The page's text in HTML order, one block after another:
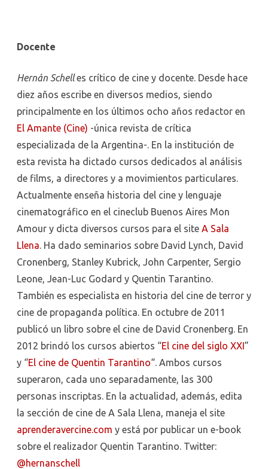
Docente
Hernán Schelles crítico de cine y docente. Desde hace
diez años escribe en diversos medios, siendo
principalmente en los últimos ocho años redactor en
El Amante (Cine) -única revista de crítica
especializada de la Argentina-. En la institución de
esta revista ha dictado cursos dedicados al análisis
de films, a directores y a movimientos particulares.
Actualmente enseña historia del cine y lenguaje
cinematográfico en el cineclub Buenos Aires Mon
Amour y dicta diversos cursos para el site A Sala
Llena . Ha dado seminarios sobre David Lynch, David
Cronenberg, Stanley Kubrick, John Carpenter, Sergio
Leone, Jean-Luc Godard y Quentin Tarantino.
También es especialista en historia del cine de terror y
cine de propaganda política. En octubre de 2011
publicó un libro sobre el cine de David Cronenberg. En
2012 brindó los cursos abiertos “El cine del siglo XXI”
y “El cine de Quentin Tarantino“. Ambos cursos
superaron, cada uno separadamente, las 300
personas inscriptas. En la actualidad, además, edita
la sección de cine de A Sala Llena, maneja el site
aprenderavercine.com y está por publicar un e-book
sobre el realizador Quentin Tarantino. Twitter:
@hernanschell